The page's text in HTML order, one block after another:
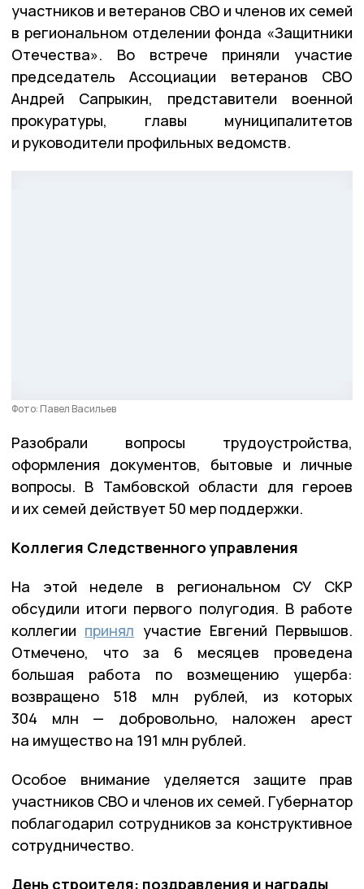
участников и ветеранов СВО и членов их семей
в региональном отделении фонда «Защитники
Отечества». Во встрече приняли участие
председатель Ассоциации ветеранов СВО
Андрей Сапрыкин, представители военной
прокуратуры, главы муниципалитетов
и руководители профильных ведомств.
Фото: Павел Васильев
Разобрали вопросы трудоустройства,
оформления документов, бытовые и личные
вопросы. В Тамбовской области для героев
и их семей действует 50 мер поддержки.
Коллегия Следственного управления
На этой неделе в региональном СУ СКР
обсудили итоги первого полугодия. В работе
коллегии принял участие Евгений Первышов.
Отмечено, что за 6 месяцев проведена
большая работа по возмещению ущерба:
возвращено 518 млн рублей, из которых
304 млн — добровольно, наложен арест
на имущество на 191 млн рублей.
Особое внимание уделяется защите прав
участников СВО и членов их семей. Губернатор
поблагодарил сотрудников за конструктивное
сотрудничество.
День строителя: поздравления и награды